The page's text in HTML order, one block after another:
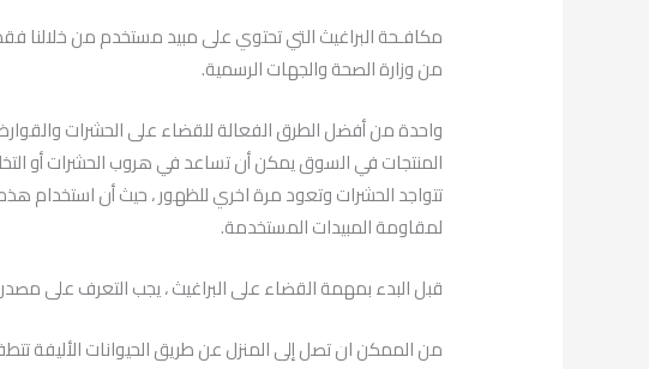
مكافـحة البراغيث التي تحتوي على مبيد مستخدم من
من وزارة الصحة والجهات الرسمية.
واحدة من أفضل الطرق الفعالة للقضاء على الحشرات
المنتجات في السوق يمكن أن تساعد في هروب الحشرات أو
تتواجد الحشرات وتعود مرة اخري للظهور ، حيث أن استخدام
لمقاومة المبيدات المستخدمة.
قبل البدء بمهمة القضاء على البراغيث ، يجب التعرف على
من الممكن ان تصل إلى المنزل عن طريق الحيوانات الأليفة